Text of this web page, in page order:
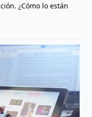
¿Cómo lo están